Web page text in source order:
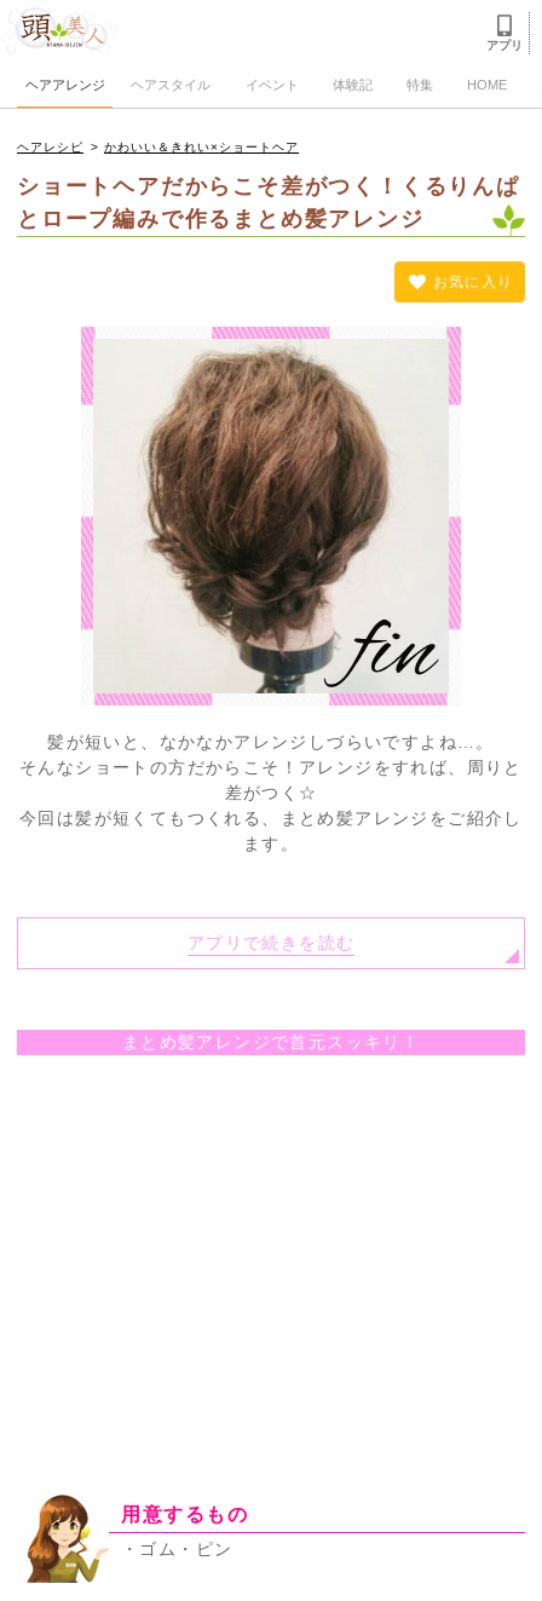
アプリ
ヘアアレンジ ヘアスタイル イベント 体験記 特集 HOME
ヘアレシピ > かわいい＆きれい×ショートヘア
ショートヘアだからこそ差がつく！くるりんぱ
とロープ編みで作るまとめ髪アレンジ
お気に入り
髪が短いと、なかなかアレンジしづらいですよね…。
そんなショートの方だからこそ！アレンジをすれば、周りと
差がつく☆
今回は髪が短くてもつくれる、まとめ髪アレンジをご紹介し
ます。
アプリで続きを読む
まとめ髪アレンジで首元スッキリ！
用意するもの
・ゴム・ピン